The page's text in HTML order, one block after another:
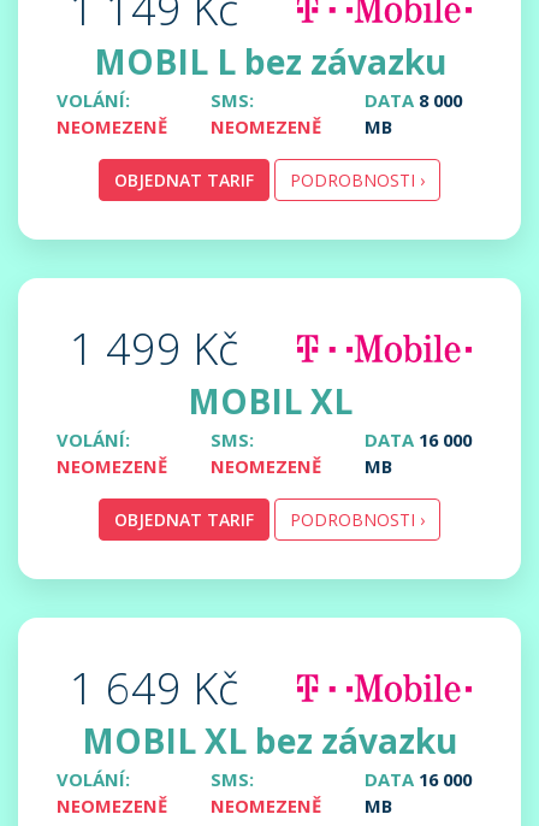
MOBIL L bez závazku
VOLÁNÍ:
NEOMEZENĚ
SMS:
NEOMEZENĚ
DATA 8 000
MB
OBJEDNAT TARIF PODROBNOSTI ›
1 499 Kč
MOBIL XL
VOLÁNÍ:
NEOMEZENĚ
SMS:
NEOMEZENĚ
DATA 16 000
MB
OBJEDNAT TARIF PODROBNOSTI ›
1 649 Kč
MOBIL XL bez závazku
VOLÁNÍ:
NEOMEZENĚ
SMS:
NEOMEZENĚ
DATA 16 000
MB